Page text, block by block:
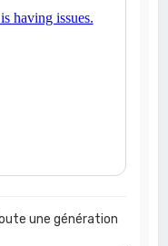
une génération